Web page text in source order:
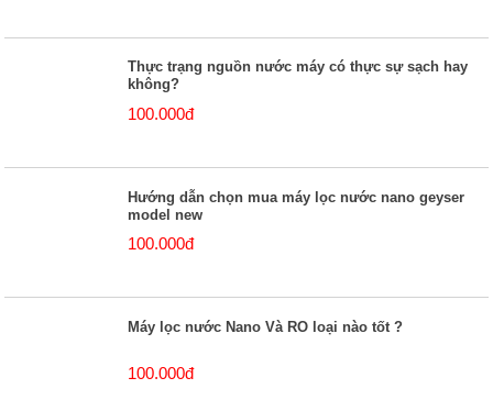
Thực trạng nguồn nước máy có thực sự sạch hay
không?
100.000đ
Hướng dẫn chọn mua máy lọc nước nano geyser
model new
100.000đ
Máy lọc nước Nano Và RO loại nào tốt ?
100.000đ